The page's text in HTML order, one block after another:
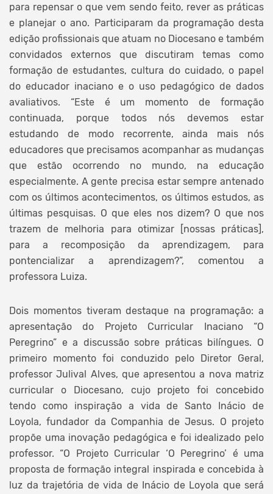
para repensar o que vem sendo feito, rever as práticas
e planejar o ano. Participaram da programação desta
edição profissionais que atuam no Diocesano e também
convidados externos que discutiram temas como
formação de estudantes, cultura do cuidado, o papel
do educador inaciano e o uso pedagógico de dados
avaliativos. “Este é um momento de formação
continuada, porque todos nós devemos estar
estudando de modo recorrente, ainda mais nós
educadores que precisamos acompanhar as mudanças
que estão ocorrendo no mundo, na educação
especialmente. A gente precisa estar sempre antenado
com os últimos acontecimentos, os últimos estudos, as
últimas pesquisas. O que eles nos dizem? O que nos
trazem de melhoria para otimizar [nossas práticas],
para a recomposição da aprendizagem, para
pontencializar a aprendizagem?”, comentou a
professora Luiza.
Dois momentos tiveram destaque na programação: a
apresentação do Projeto Curricular Inaciano “O
Peregrino” e a discussão sobre práticas bilíngues. O
primeiro momento foi conduzido pelo Diretor Geral,
professor Julival Alves, que apresentou a nova matriz
curricular o Diocesano, cujo projeto foi concebido
tendo como inspiração a vida de Santo Inácio de
Loyola, fundador da Companhia de Jesus. O projeto
propõe uma inovação pedagógica e foi idealizado pelo
professor. “O Projeto Curricular ‘O Peregrino’ é uma
proposta de formação integral inspirada e concebida à
luz da trajetória de vida de Inácio de Loyola que será